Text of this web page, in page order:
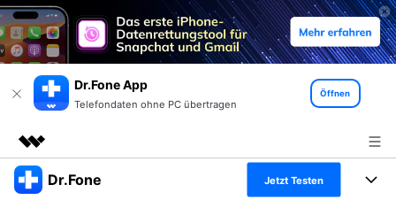
Dr.Fone App
Telefondaten ohne PC übertragen
Öffnen
Top-Produkte
Dr.Fone Jetzt Testen